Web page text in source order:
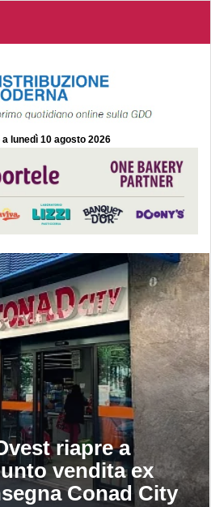
a lunedì 10 agosto 2026
riapre a
vendita ex
Conad City